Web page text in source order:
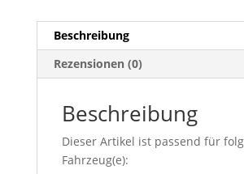
+
Jetta
Passat
Beschreibung
Rezensionen (0)
Beschreibung
Dieser Artikel ist passend für
Fahrzeug(e):